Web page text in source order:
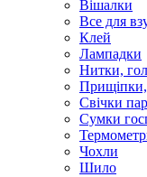
Вішалки
Все для
Клей
Лампадки
Нитки,
Свічки
Сумки
Чохли
Шило